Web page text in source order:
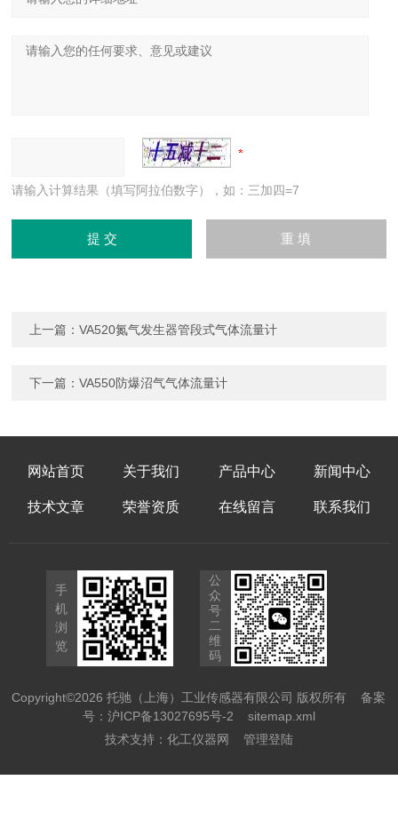
请输入计算结果（填写阿拉伯数字），如：三加四=7
上一篇：VA520氮气发生器管段式气体流量计
下一篇：VA550防爆沼气气体流量计
网站首页 关于我们 产品中心 新闻中心
技术文章 荣誉资质 在线留言 联系我们
手
机
浏
览
公
众
号
二
维
码
Copyright©2026 托驰（上海）工业传感器有限公司 版权所有备案
号：沪ICP备13027695号-2
sitemap.xml
技术支持： 化工仪器网 管理登陆